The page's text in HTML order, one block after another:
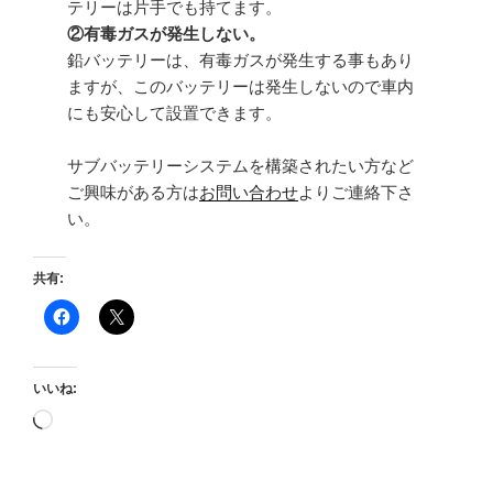
テリーは片手でも持てます。
②有毒ガスが発生しない。
鉛バッテリーは、有毒ガスが発生する事もあり
ますが、このバッテリーは発生しないので車内
にも安心して設置できます。
サブバッテリーシステムを構築されたい方など
ご興味がある方はお問い合わせよりご連絡下さ
い。
共有:
いいね:
読